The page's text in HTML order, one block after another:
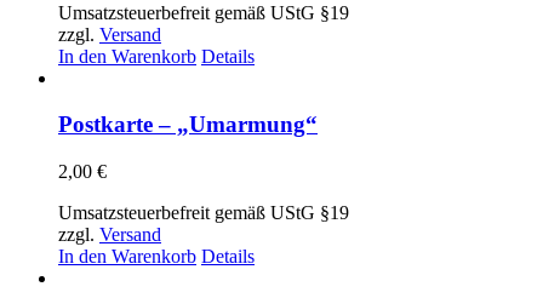
Umsatzsteuerbefreit gemäß UStG §19
zzgl. Versand
In den Warenkorb Details
Postkarte – „Umarmung“
2,00 €
Umsatzsteuerbefreit gemäß UStG §19
zzgl. Versand
In den Warenkorb Details